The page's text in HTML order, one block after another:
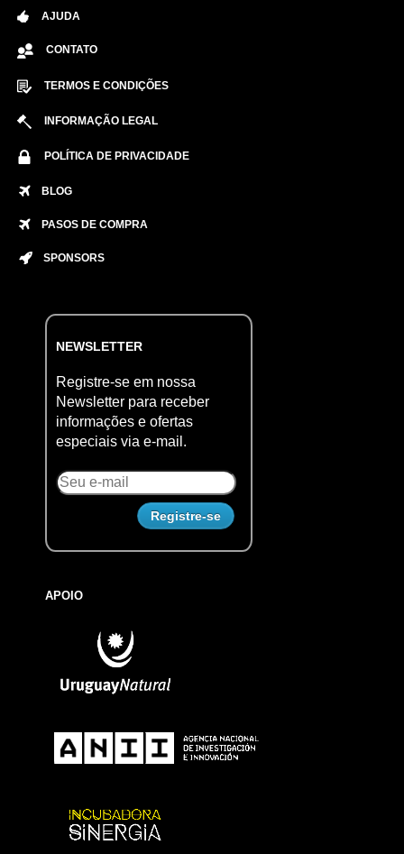
AJUDA
CONTATO
TERMOS E CONDIÇÕES
INFORMAÇÃO LEGAL
POLÍTICA DE PRIVACIDADE
BLOG
PASOS DE COMPRA
SPONSORS
NEWSLETTER
Registre-se em nossa
Newsletter para receber
informações e ofertas
especiais via e-mail.
APOIO